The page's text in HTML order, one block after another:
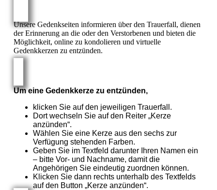
Unsere Gedenkseiten informieren über den Trauerfall, dienen
der Erinnerung an die oder den Verstorbenen und bieten die
Möglichkeit, online zu kondolieren und virtuelle
Gedenkkerzen zu entzünden.
Um eine Gedenkkerze zu entzünden,
klicken Sie auf den jeweiligen Trauerfall.
Dort wechseln Sie auf den Reiter „Kerze
anzünden“.
Wählen Sie eine Kerze aus den sechs zur
Verfügung stehenden Farben.
Geben Sie im Textfeld darunter Ihren Namen ein
– bitte Vor- und Nachname, damit die
Angehörigen Sie eindeutig zuordnen können.
Klicken Sie dann rechts unterhalb des Textfelds
auf den Button „Kerze anzünden“.